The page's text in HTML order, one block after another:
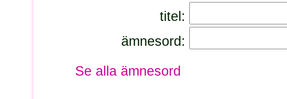
titel:
ämnesord:
Se alla ämnesord